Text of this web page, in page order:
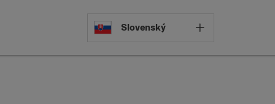
Select
Slovenský